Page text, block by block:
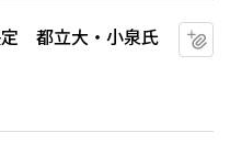
定 都立大・小泉氏